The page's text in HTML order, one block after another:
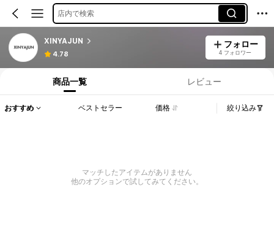
店内で検索
XINYAJUN
4.78
フォロー
4 フォロワー
商品一覧 レビュー
おすすめ ベストセラー 価格 絞り込み
マッチしたアイテムがありません
他のオプションで試してみてください。